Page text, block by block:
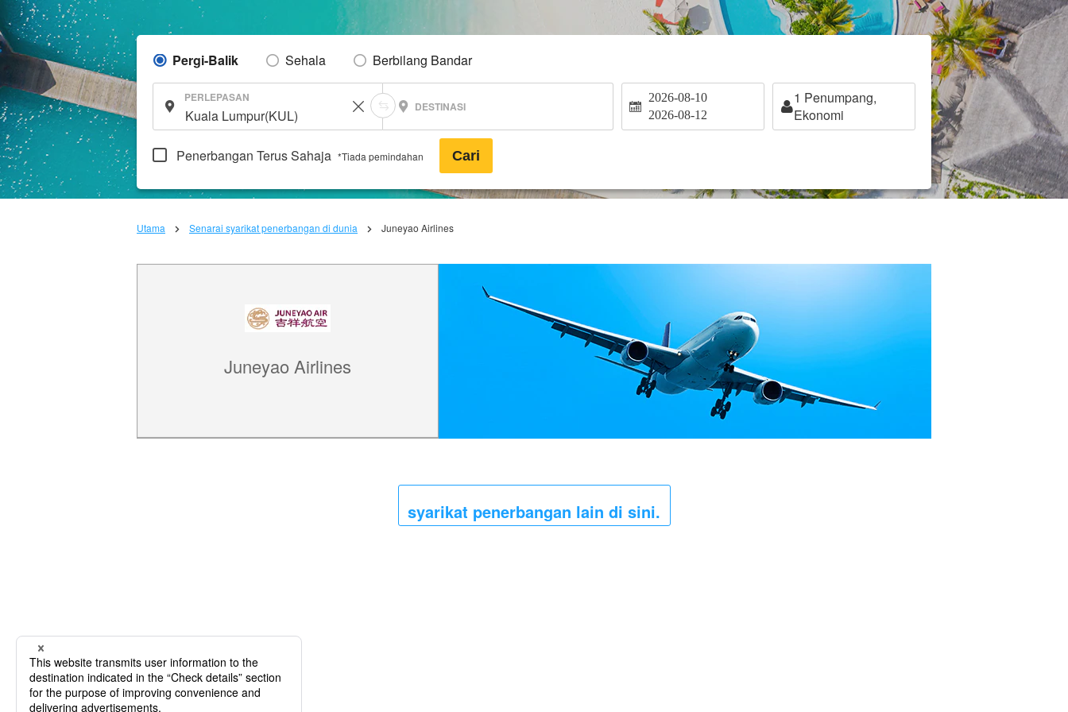
Pergi-Balik Sehala Berbilang Bandar
PERLEPASAN
DESTINASI
2026-08-10
2026-08-12
1 Penumpang,
Ekonomi
Penerbangan Terus Sahaja *Tiada pemindahan Cari
Utama Senarai syarikat penerbangan di dunia Juneyao Airlines
Juneyao Airlines
syarikat penerbangan lain di sini.